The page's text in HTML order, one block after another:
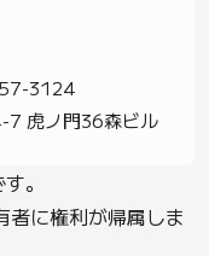
3124
虎ノ門36森ビル
。
に権利が帰属しま